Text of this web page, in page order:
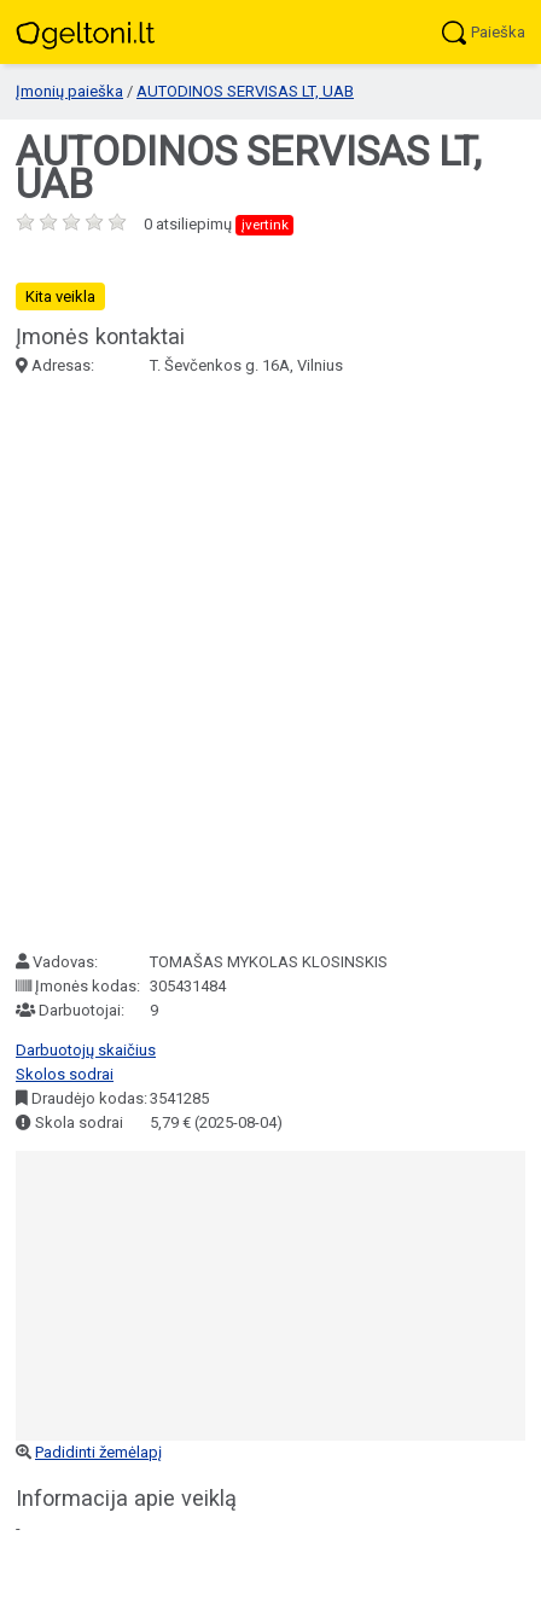
Paieška
Įmonių paieška / AUTODINOS SERVISAS LT, UAB
AUTODINOS SERVISAS LT,
UAB
0 atsiliepimų įvertink
Kita veikla
Įmonės kontaktai
Adresas: T. Ševčenkos g. 16A, Vilnius
Vadovas:
TOMAŠAS MYKOLAS KLOSINSKIS
Įmonės kodas: 305431484
Darbuotojai:
9
Darbuotojų skaičius
Skolos sodrai
Draudėjo kodas:3541285
Skola sodrai
5,79 € (2025-08-04)
Padidinti žemėlapį
Informacija apie veiklą
-